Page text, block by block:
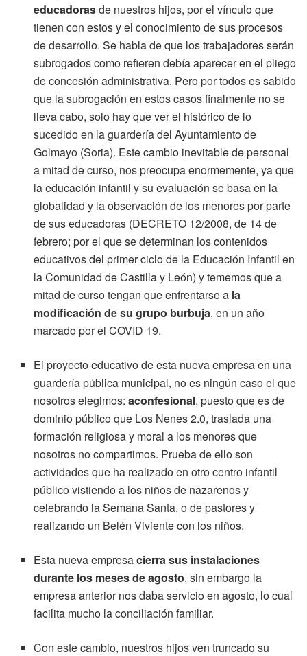
educadorasde nuestros hijos, por el vínculo que
tienen con estos y el conocimiento de sus procesos
de desarrollo. Se habla de que los trabajadores serán
subrogados como refieren debía aparecer en el pliego
de concesión administrativa. Pero por todos es sabido
que la subrogación en estos casos finalmente no se
lleva cabo, solo hay que ver el histórico de lo
sucedido en la guardería del Ayuntamiento de
Golmayo (Soria). Este cambio inevitable de personal
a mitad de curso, nos preocupa enormemente, ya que
la educación infantil y su evaluación se basa en la
globalidad y la observación de los menores por parte
de sus educadoras (DECRETO 12/2008, de 14 de
febrero; por el que se determinan los contenidos
educativos del primer ciclo de la Educación Infantil en
la Comunidad de Castilla y León) y tememos que a
mitad de curso tengan que enfrentarse a la
modificación de su grupo burbuja, en un año
marcado por el COVID 19.
El proyecto educativo de esta nueva empresa en una
guardería pública municipal, no es ningún caso el que
nosotros elegimos:aconfesional, puesto que es de
dominio público que Los Nenes 2.0, traslada una
formación religiosa y moral a los menores que
nosotros no compartimos. Prueba de ello son
actividades que ha realizado en otro centro infantil
público vistiendo a los niños de nazarenos y
celebrando la Semana Santa, o de pastores y
realizando un Belén Viviente con los niños.
Esta nueva empresacierra sus instalaciones
durante los meses de agosto, sin embargo la
empresa anterior nos daba servicio en agosto, lo cual
facilita mucho la conciliación familiar.
Con este cambio, nuestros hijos ven truncado su